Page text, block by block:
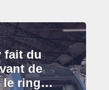
fait du
de
le ring…